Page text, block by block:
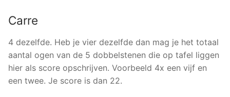
Carre
4 dezelfde. Heb je vier dezelfde dan mag je het totaal
aantal ogen van de 5 dobbelstenen die op tafel liggen
hier als score opschrijven. Voorbeeld 4x een vijf en
een twee. Je score is dan 22.